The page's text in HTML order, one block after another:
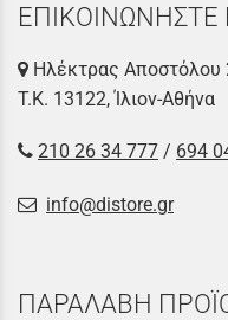
Ηλέκτρας Αποστόλου
Τ.Κ. 13122, Ίλιον-Αθήνα
210 26 34 777 / 694
info@distore.gr
ΠΑΡΑΛΑΒΗ